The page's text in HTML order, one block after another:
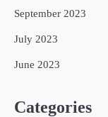
September 2023
July 2023
June 2023
Categories